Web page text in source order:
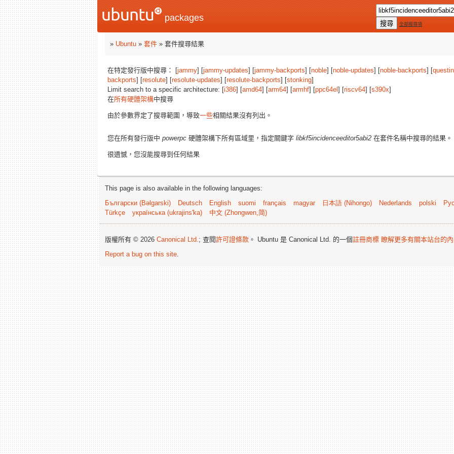
packages
全部搜尋項
» Ubuntu » 套件 » 套件搜尋結果
在特定發行版中搜尋： [jammy] [jammy-updates] [jammy-backports] [noble] [noble-updates] [noble-backports] [
backports] [resolute] [resolute-updates] [resolute-backports] [stonking]
Limit search to a specific architecture: [i386] [amd64] [arm64] [armhf] [ppc64el ] [riscv64] [s390x]
在所有硬體架構中搜尋
由於參數界定了搜尋範圍，導致一些相關結果沒有列出。
您在所有發行版中 powerpc 硬體架構下所有區域里，指定關鍵字 libkf5incidenceeditor5abi2 在套件名稱中搜尋的結果。
很遺憾，您沒能搜尋到任何結果
This page is also available in the following languages:
Български (Bəlgarski)
Deutsch English suomi français magyar 日本語 (Nihongo) Nederlands polski
Türkçe
українська (ukrajins'ka) 中文 (Zhongwen,简)
版權所有 © 2026 Canonical Ltd.; 查閱許可證條款 。 Ubuntu 是 Canonical Ltd. 的一個註冊商標 瞭解更多有關本站台的
Report a bug on this site.